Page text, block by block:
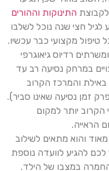
התינוקות וההורים
לגיל חצי שנה נוכל לשלבו
טיפול מקצועי כבר עכשיו.
רדיוס גיאוגרפי
במרחק נסיעה רב עד
והמרכז הקרוב
זמן נסיעה שאינו סביר).
הקרוב יותר למקום
הראייה.
והוא מתאים לשילוב
להגיע לוועדה נוספת
במצבו של הילד.